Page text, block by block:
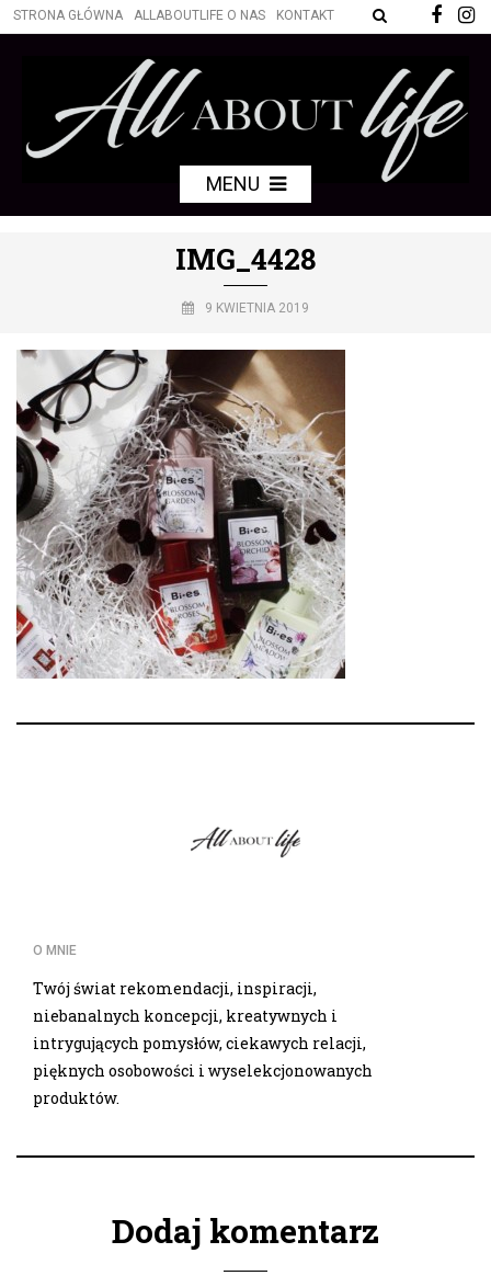
STRONA GŁÓWNA ALLABOUTLIFE O NAS KONTAKT
MENU
IMG_4428
9 KWIETNIA 2019
O MNIE
Twój świat rekomendacji, inspiracji,
niebanalnych koncepcji, kreatywnych i
intrygujących pomysłów, ciekawych relacji,
pięknych osobowości i wyselekcjonowanych
produktów.
Dodaj komentarz